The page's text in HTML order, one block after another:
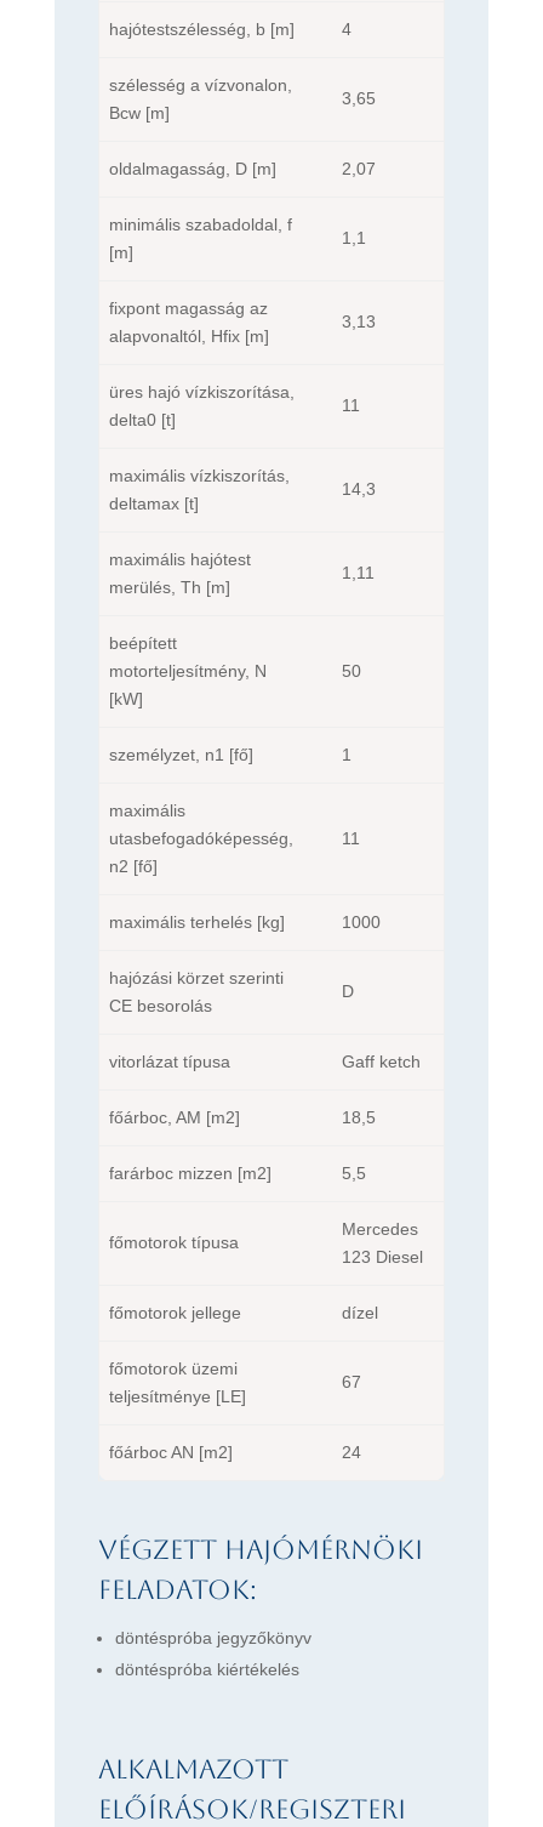
hajótestszélesség, b [m] 4
szélesség a vízvonalon,
Bcw [m]
3,65
oldalmagasság, D [m] 2,07
minimális szabadoldal, f
[m]
1,1
fixpont magasság az
alapvonaltól, Hfix [m]
3,13
üres hajó vízkiszorítása,
delta0 [t]
11
maximális vízkiszorítás,
deltamax [t]
14,3
maximális hajótest
merülés, Th [m]
1,11
beépített
motorteljesítmény, N
[kW]
50
személyzet, n1 [fő] 1
maximális
utasbefogadóképesség,
n2 [fő]
11
maximális terhelés [kg] 1000
hajózási körzet szerinti
CE besorolás
D
vitorlázat típusa Gaff ketch
főárboc, AM [m2] 18,5
farárboc mizzen [m2] 5,5
főmotorok típusa
Mercedes
123 Diesel
főmotorok jellege dízel
főmotorok üzemi
teljesítménye [LE]
67
főárboc AN [m2] 24
Végzett hajómérnöki
feladatok:
döntéspróba jegyzőkönyv
döntéspróba kiértékelés
Alkalmazott
előírások/regiszteri